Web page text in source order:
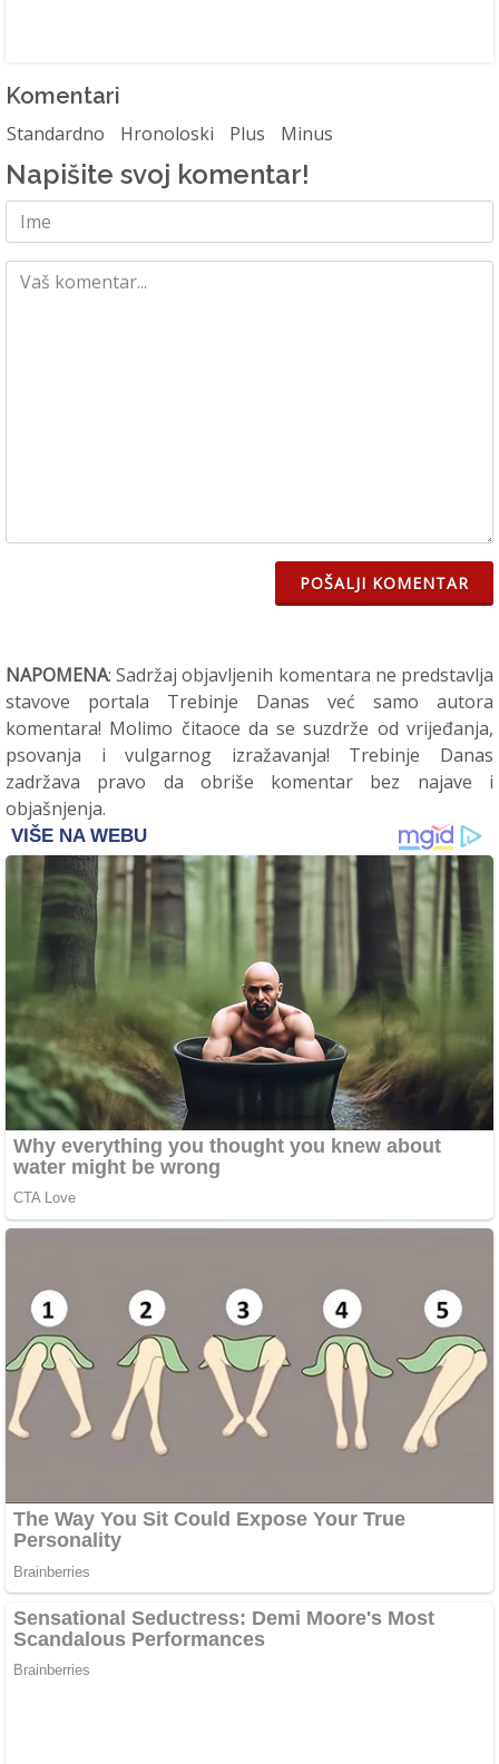
Komentari
Standardno Hronoloski Plus Minus
Napišite svoj komentar!
POŠALJI KOMENTAR
NAPOMENA: Sadržaj objavljenih komentara ne predstavlja
stavove portala Trebinje Danas već samo autora
komentara! Molimo čitaoce da se suzdrže od vrijeđanja,
psovanja i vulgarnog izražavanja! Trebinje Danas
zadržava pravo da obriše komentar bez najave i
objašnjenja.